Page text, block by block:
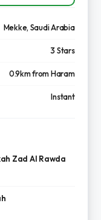
Mekke, Saudi Arabia
3 Stars
0.9km from Haram
Instant
Zad Al Rawda